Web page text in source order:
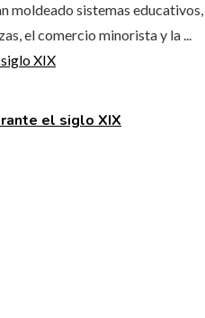
moldeado sistemas
el comercio minorista y la ...
el siglo XIX